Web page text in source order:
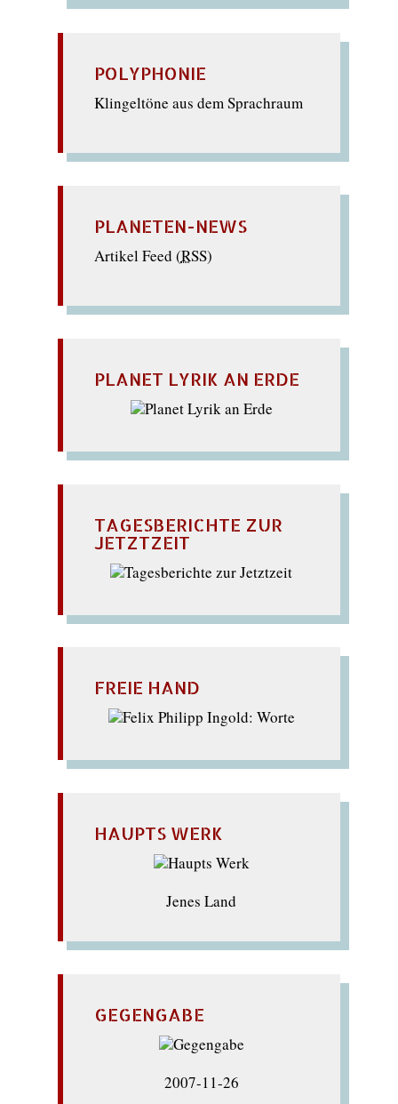
POLYPHONIE
Klingeltöne aus dem Sprachraum
PLANETEN-NEWS
Artikel Feed (RSS)
PLANET LYRIK AN ERDE
TAGESBERICHTE ZUR
JETZTZEIT
FREIE HAND
HAUPTS WERK
Jenes Land
GEGENGABE
2007-11-26